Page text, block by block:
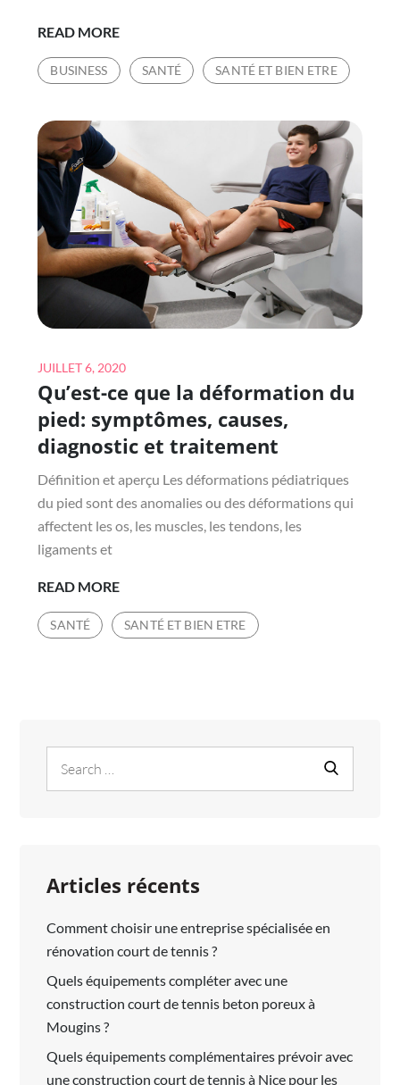
READ MOREQUATRE
PERSONNES
QUI
CONSULTER
CARDIOLOGUE
PRÉVENTIF
BUSINESS SANTÉ SANTÉ ET BIEN ETRE
Posted
on
JUILLET 6, 2020
Qu’est-ce que la déformation du
pied: symptômes, causes,
diagnostic et traitement
Définition et aperçu Les déformations pédiatriques
du pied sont des anomalies ou des déformations qui
affectent les os, les muscles, les tendons, les
ligaments et
READ MOREQU’EST-
CE
QUE
SYMPTÔMES,
DIAGNOSTIC
SANTÉ SANTÉ ET BIEN ETRE
for:
Articles récents
Comment choisir une entreprise spécialisée en
rénovation court de tennis ?
Quels équipements compléter avec une
construction court de tennis beton poreux à
Mougins ?
Quels équipements complémentaires prévoir avec
une construction court de tennis à Nice pour les